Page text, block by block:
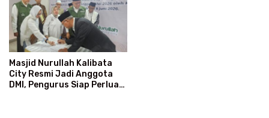
Masjid Nurullah Kalibata
City Resmi Jadi Anggota
DMI, Pengurus Siap Perluas